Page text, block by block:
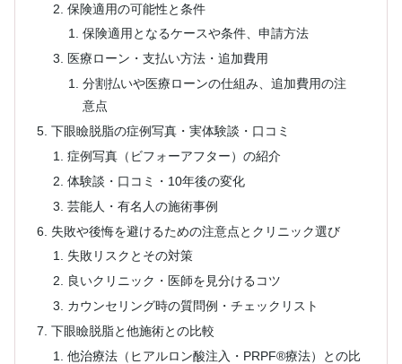
保険適用の可能性と条件
保険適用となるケースや条件、申請方法
医療ローン・支払い方法・追加費用
分割払いや医療ローンの仕組み、追加費用の注
意点
下眼瞼脱脂の症例写真・実体験談・口コミ
症例写真（ビフォーアフター）の紹介
体験談・口コミ・10年後の変化
芸能人・有名人の施術事例
失敗や後悔を避けるための注意点とクリニック選び
失敗リスクとその対策
良いクリニック・医師を見分けるコツ
カウンセリング時の質問例・チェックリスト
下眼瞼脱脂と他施術との比較
他治療法（ヒアルロン酸注入・PRPF®︎療法）との比